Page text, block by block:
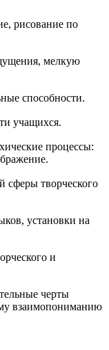
рисование по
мелкую
способности.
учащихся.
процессы:
сферы творческого
установки на
и
черты
взаимопониманию